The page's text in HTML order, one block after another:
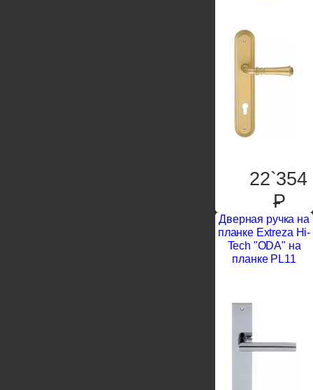
22`354
P
Дверная ручка на
планке Extreza Hi-
Tech "ODA" на
планке PL11